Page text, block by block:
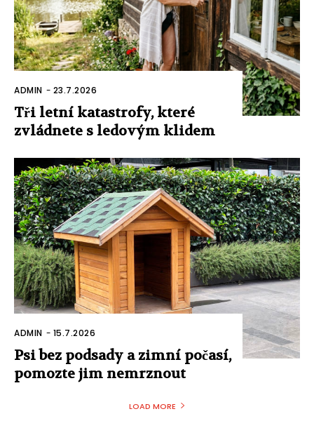
ADMIN - 23.7.2026
Tři letní katastrofy, které
zvládnete s ledovým klidem
ADMIN - 15.7.2026
Psi bez podsady a zimní počasí,
pomozte jim nemrznout
LOAD MORE